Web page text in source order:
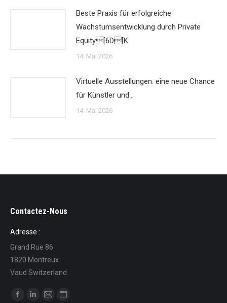
Beste Praxis für erfolgreiche
Wachstumsentwicklung durch Private
Equity[6D[K
14. Mai 2026
Virtuelle Ausstellungen: eine neue Chance
für Künstler und…
14. Mai 2026
Contactez-Nous
Adresse :
Grand Rue 86
1820 Montreux
Vaud Switzerland
Finden Sie uns auf: